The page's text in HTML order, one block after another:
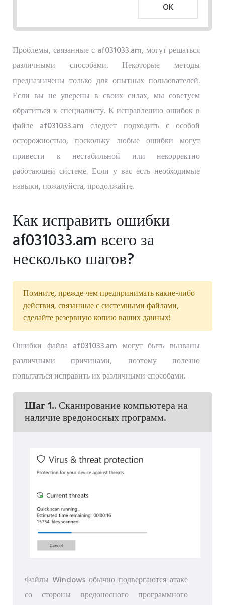
OK
Проблемы, связанные с af031033.am, могут решаться
различными способами. Некоторые методы
предназначены только для опытных пользователей.
Если вы не уверены в своих силах, мы советуем
обратиться к специалисту. К исправлению ошибок в
файле af031033.am следует подходить с особой
осторожностью, поскольку любые ошибки могут
привести к нестабильной или некорректно
работающей системе. Если у вас есть необходимые
навыки, пожалуйста, продолжайте.
Как исправить ошибки
af031033.am всего за
несколько шагов?
Помните, прежде чем предпринимать какие-либо
действия, связанные с системными файлами,
сделайте резервную копию ваших данных!
Ошибки файла af031033.am могут быть вызваны
различными причинами, поэтому полезно
попытаться исправить их различными способами.
Шаг 1.. Сканирование компьютера на
наличие вредоносных программ.
Файлы Windows обычно подвергаются атаке
со стороны вредоносного программного